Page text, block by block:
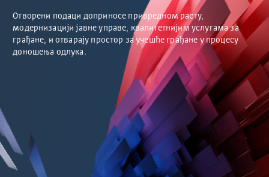
Отворени подаци доприносе привредном расту,
модернизацији јавне управе, квалитетнијим услугама за
грађане, и отварају простор за учешће грађане у процесу
доношења одлука.